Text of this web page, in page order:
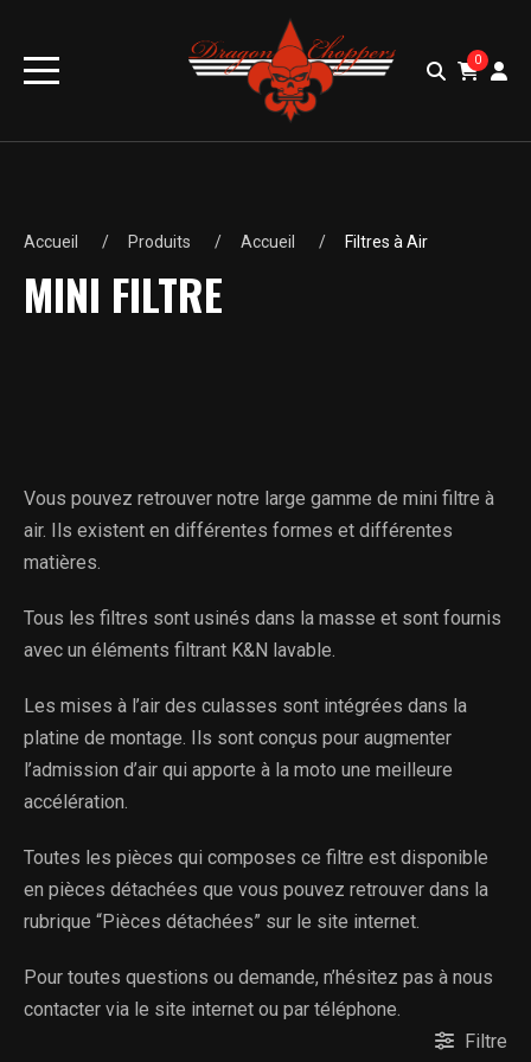
0
Accueil Produits Accueil Filtres à Air
MINI FILTRE
Vous pouvez retrouver notre large gamme de mini filtre à
air. Ils existent en différentes formes et différentes
matières.
Tous les filtres sont usinés dans la masse et sont fournis
avec un éléments filtrant K&N lavable.
Les mises à l’air des culasses sont intégrées dans la
platine de montage. Ils sont conçus pour augmenter
l’admission d’air qui apporte à la moto une meilleure
accélération.
Toutes les pièces qui composes ce filtre est disponible
en pièces détachées que vous pouvez retrouver dans la
rubrique “Pièces détachées” sur le site internet.
Pour toutes questions ou demande, n’hésitez pas à nous
contacter via le site internet ou par téléphone.
Filtre